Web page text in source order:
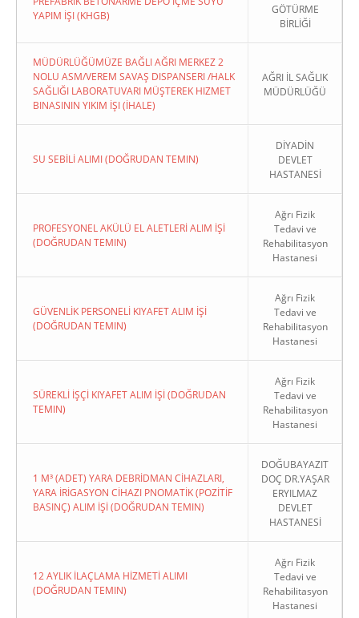
YAPIM İŞI (KHGB)
GÖTÜRME
BİRLİĞİ
MÜDÜRLÜĞÜMÜZE BAĞLI AĞRI MERKEZ 2
NOLU ASM/VEREM SAVAŞ DISPANSERI /HALK
SAĞLIĞI LABORATUVARI MÜŞTEREK HIZMET
BINASININ YIKIM İŞI (İHALE)
AĞRI İL SAĞLIK
MÜDÜRLÜĞÜ
SU SEBİLİ ALIMI (DOĞRUDAN TEMIN)
DİYADİN
DEVLET
HASTANESİ
PROFESYONEL AKÜLÜ EL ALETLERİ ALIM İŞİ
(DOĞRUDAN TEMIN)
Ağrı Fizik
Tedavi ve
Rehabilitasyon
Hastanesi
GÜVENLİK PERSONELİ KIYAFET ALIM İŞİ
(DOĞRUDAN TEMIN)
Ağrı Fizik
Tedavi ve
Rehabilitasyon
Hastanesi
SÜREKLİ İŞÇİ KIYAFET ALIM İŞİ (DOĞRUDAN
TEMIN)
Ağrı Fizik
Tedavi ve
Rehabilitasyon
Hastanesi
1 M³ (ADET) YARA DEBRİDMAN CİHAZLARI,
YARA İRİGASYON CİHAZI PNOMATİK (POZİTİF
BASINÇ) ALIM İŞİ (DOĞRUDAN TEMIN)
DOĞUBAYAZIT
DOÇ DR.YAŞAR
ERYILMAZ
DEVLET
HASTANESİ
12 AYLIK İLAÇLAMA HİZMETİ ALIMI
(DOĞRUDAN TEMIN)
Ağrı Fizik
Tedavi ve
Rehabilitasyon
Hastanesi